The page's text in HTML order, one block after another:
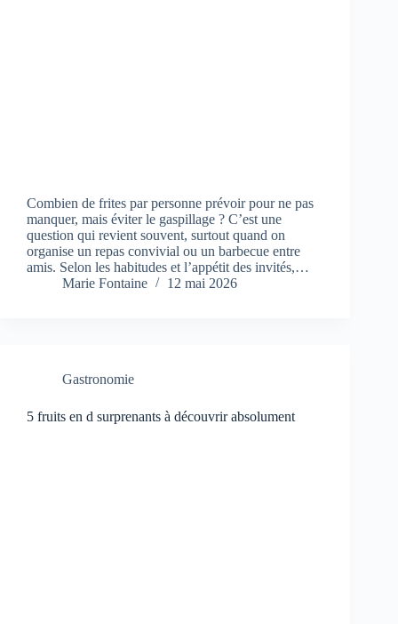
Combien de frites par personne prévoir pour ne pas
manquer, mais éviter le gaspillage ? C’est une
question qui revient souvent, surtout quand on
organise un repas convivial ou un barbecue entre
amis. Selon les habitudes et l’appétit des invités,…
Marie Fontaine
12 mai 2026
Gastronomie
5 fruits en d surprenants à découvrir absolument